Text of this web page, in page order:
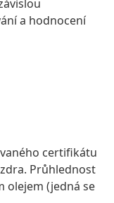
a hodnocení
certifikátu
Průhlednost
olejem (jedná se